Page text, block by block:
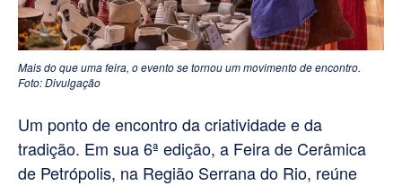
Mais do que uma feira, o evento se tornou um movimento de encontro.
Foto: Divulgação
Um ponto de encontro da criatividade e da
tradição. Em sua 6ª edição, a Feira de Cerâmica
de Petrópolis, na Região Serrana do Rio, reúne